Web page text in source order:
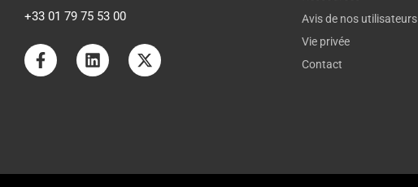
+33 01 79 75 53 00
Avis de nos utilisateurs
Vie privée
Contact